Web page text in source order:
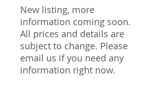
New listing, more
information coming soon.
All prices and details are
subject to change. Please
email us if you need any
information right now.